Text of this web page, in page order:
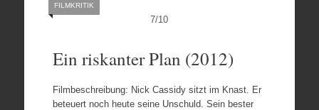
7/10
FILMKRITIK
Ein riskanter Plan (2012)
Filmbeschreibung: Nick Cassidy sitzt im Knast. Er
beteuert noch heute seine Unschuld. Sein bester